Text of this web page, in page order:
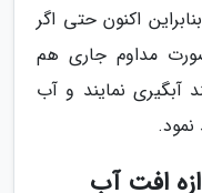
اکنون حتی اگر
مداوم جاری هم
آبگیری نمایند و آب
نمود.
افت آب